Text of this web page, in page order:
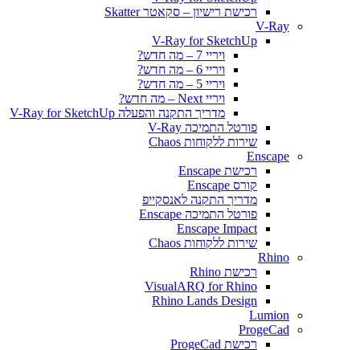
רכישת רישיון – סקאטר Skatter
V-Ray
V-Ray for SketchUp
ויריי 7 – מה חדש?
ויריי 6 – מה חדש?
ויריי 5 – מה חדש?
ויריי Next – מה חדש?
מדריך התקנה והפעלה V-Ray for SketchUp
פורטל התמיכה V-Ray
שירות ללקוחות Chaos
Enscape
רכישת Enscape
קורס Enscape
מדריך התקנה לאנסקייפ
פורטל התמיכה Enscape
Enscape Impact
שירות ללקוחות Chaos
Rhino
רכישת Rhino
VisualARQ for Rhino
Rhino Lands Design
Lumion
ProgeCad
רכישת ProgeCad